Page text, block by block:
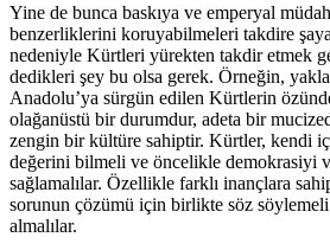
Yine de bunca baskıya ve emperyal
benzerliklerini koruyabilmeleri takdire
nedeniyle Kürtleri yürekten takdir etmek
dedikleri şey bu olsa gerek. Örneğin,
Anadolu’ya sürgün edilen Kürtlerin
olağanüstü bir durumdur, adeta bir
zengin bir kültüre sahiptir. Kürtler, kendi
değerini bilmeli ve öncelikle demokrasiyi
sağlamalılar. Özellikle farklı inançlara
sorunun çözümü için birlikte söz
almalılar.